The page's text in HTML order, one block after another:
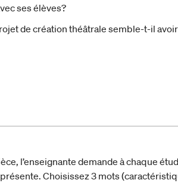
ses élèves?
de création théâtrale semble-t-il
l’enseignante demande à chaque
Choisissez 3 mots